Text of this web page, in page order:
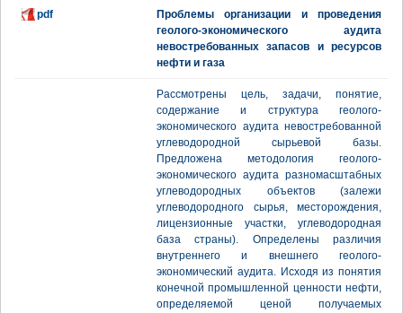
pdf
Проблемы организации и проведения
геолого-экономического аудита
невостребованных запасов и ресурсов
нефти и газа
Рассмотрены цель, задачи, понятие,
содержание и структура геолого-
экономического аудита невостребованной
углеводородной сырьевой базы.
Предложена методология геолого-
экономического аудита разномасштабных
углеводородных объектов (залежи
углеводородного сырья, месторождения,
лицензионные участки, углеводородная
база страны). Определены различия
внутреннего и внешнего геолого-
экономический аудита. Исходя из понятия
конечной промышленной ценности нефти,
определяемой ценой получаемых